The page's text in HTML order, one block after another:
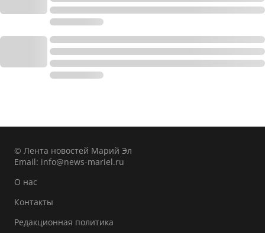
© Лента новостей Марий Эл
Email: info@news-mariel.ru
О нас
Контакты
Редакционная политика